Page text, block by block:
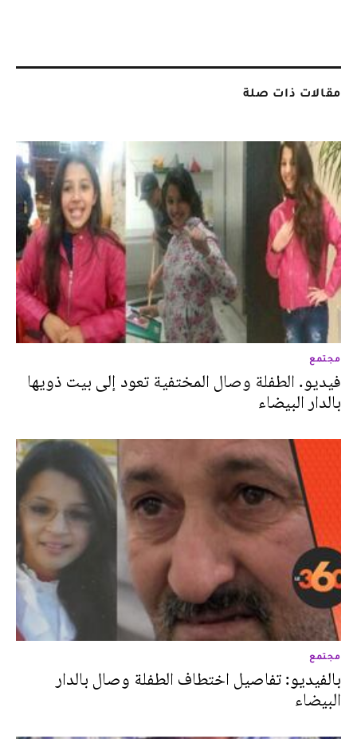
مقالات ذات صلة
مجتمع
فيديو. الطفلة وصال المختفية تعود إلى بيت ذويها
بالدار البيضاء
مجتمع
بالفيديو: تفاصيل اختطاف الطفلة وصال بالدار
البيضاء